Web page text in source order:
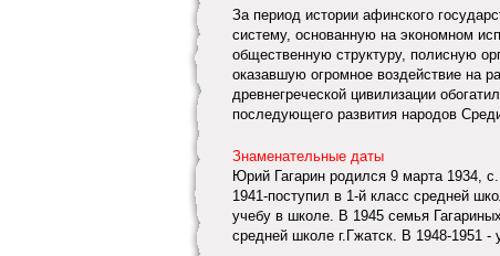
За период истории афинского
систему, основанную на экономном
общественную структуру, полисную
оказавшую огромное воздействие на
древнегреческой цивилизации
последующего развития народов
Знаменательные даты
Юрий Гагарин родился 9 марта 1934,
1941-поступил в 1-й класс средней
учебу в школе. В 1945 семья
средней школе г.Гжатск. В 1948-1951 -